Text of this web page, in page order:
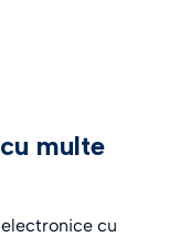
multe
cu